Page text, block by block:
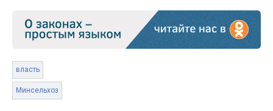
власть
Минсельхоз